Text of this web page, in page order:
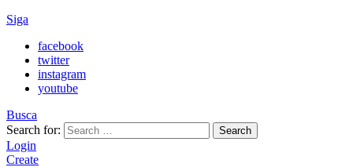
Siga
facebook
twitter
instagram
youtube
Busca
Search for:
Search
Login
Create